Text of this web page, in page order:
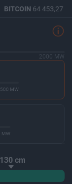
BITCOIN 64 453,27
2000 MW
MW
MW
cm